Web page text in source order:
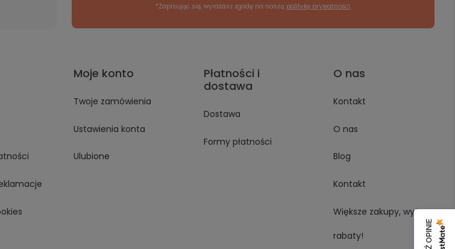
*Zapisując się, wyrażasz zgodę na naszą politykę prywatności.
Moje konto
Twoje zamówienia
Ustawienia konta
Ulubione
Płatności i
dostawa
Dostawa
Formy płatności
O nas
Kontakt
O nas
Blog
Kontakt
Większe zakupy, wyższe
rabaty!